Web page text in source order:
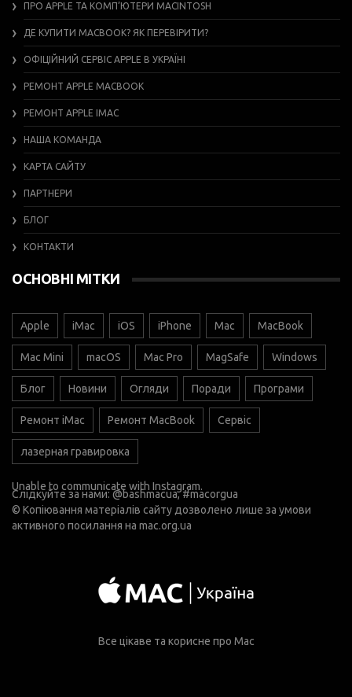
ПРО APPLE ТА КОМП’ЮТЕРИ MACINTOSH
ДЕ КУПИТИ MACBOOK? ЯК ПЕРЕВІРИТИ?
ОФІЦІЙНИЙ СЕРВІС APPLE В УКРАЇНІ
РЕМОНТ APPLE MACBOOK
РЕМОНТ APPLE IMAC
НАША КОМАНДА
КАРТА САЙТУ
ПАРТНЕРИ
БЛОГ
КОНТАКТИ
ОСНОВНІ МІТКИ
Apple iMac iOS iPhone Mac MacBook
Mac Mini macOS Mac Pro MagSafe Windows
Блог Новини Огляди Поради Програми
Ремонт iMac Ремонт MacBook Сервіс
лазерная гравировка
Unable to communicate with Instagram.
Слідкуйте за нами:@bashmacua, #macorgua
© Копіювання матеріалів сайту дозволено лише за умови
активного посилання на mac.org.ua
Все цікаве та корисне про Mac